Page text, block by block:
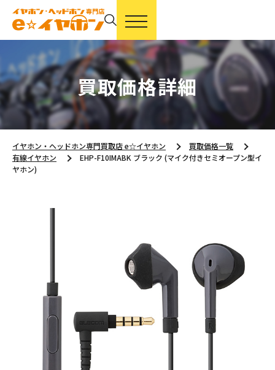
買取価格詳細
イヤホン・ヘッドホン専門買取店 e☆イヤホン
買取価格一覧
有線イヤホン
EHP-F10IMABK ブラック (マイク付きセミオープン型イ
ヤホン)